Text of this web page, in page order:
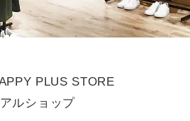
PLUS STORE
ルショップ